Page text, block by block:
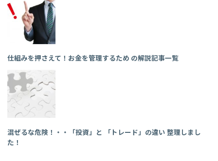
仕組みを押さえて！お金を管理するため の解説記事一覧
混ぜるな危険！・・「投資」と 「トレード」の違い 整理しまし
た！